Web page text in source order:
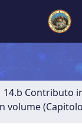
14.b Contributo
volume